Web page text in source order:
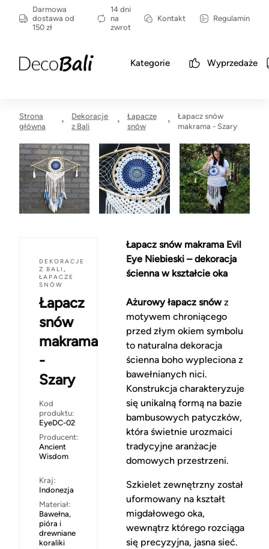
Darmowa
dostawa od
150 zł
14 dni
na
zwrot
Kontakt Regulamin
Kategorie Wyprzedaże
Strona
główna
Dekoracje
z Bali
Łapacze
snów
Łapacz snów
makrama - Szary
DEKORACJE
Z BALI ,
ŁAPACZE
SNÓW
Łapacz
snów
makrama
-
Szary
Kod
produktu:
EyeDC-02
Producent:
Ancient
Wisdom
Kraj:
Indonezja
Materiał:
Bawełna,
pióra i
drewniane
koraliki
Łapacz snów makrama Evil
Eye Niebieski – dekoracja
ścienna w kształcie oka
Ażurowy łapacz snówz
motywem chroniącego
przed złym okiem symbolu
to naturalna dekoracja
ścienna boho wypleciona z
bawełnianych nici.
Konstrukcja charakteryzuje
się unikalną formą na bazie
bambusowych patyczków,
która świetnie urozmaici
tradycyjne aranżacje
domowych przestrzeni.
Szkielet zewnętrzny został
uformowany na kształt
migdałowego oka,
wewnątrz którego rozciąga
się precyzyjna, jasna sieć.